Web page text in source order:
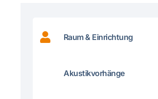
Raum & Einrichtung
Akustikvorhänge